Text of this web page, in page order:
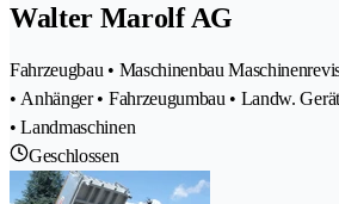
Walter Marolf AG
Fahrzeugbau • Maschinenbau
• Anhänger • Fahrzeugumbau • Landw.
• Landmaschinen
Geschlossen